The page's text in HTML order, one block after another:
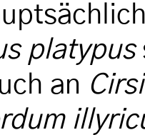
platypus
an